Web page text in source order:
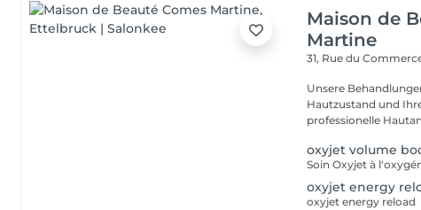
Maison de
Martine
31, Rue du
Unsere
Hautzustand und
professionelle
oxyjet volume
Soin Oxyjet à
oxyjet energy
oxyjet energy reload